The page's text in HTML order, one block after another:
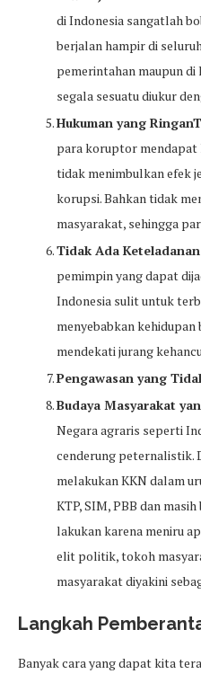
di Indonesia sangatlah
berjalan hampir di
pemerintahan maupun
segala sesuatu diukur
Hukuman yang
para koruptor mendapat
tidak menimbulkan efek
korupsi. Bahkan tidak
masyarakat, sehingga
Tidak Ada
pemimpin yang dapat
Indonesia sulit untuk
menyebabkan
mendekati jurang
Pengawasan yang
Budaya Masyarakat
Negara agraris seperti
cenderung peternalistik.
melakukan KKN dalam
KTP, SIM, PBB dan
lakukan karena meniru
elit politik, tokoh
masyarakat diyakini
Langkah
Banyak cara yang dapat kita